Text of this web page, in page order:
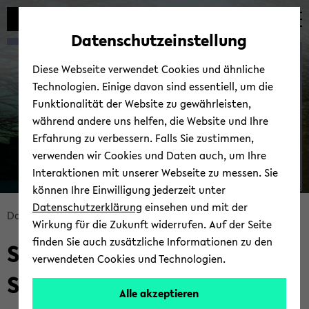
Automatische
vermeiden
zum
wechseln
zum
wechseln
zum
wechseln
Bread­
crumb
über­
sprin­
gen
Data Sci­ence Tea­ching
Sum­mer 2019: Baye­si­an
Sta­tis­tics II
© Uni­ver­si­tät Bie­le­feld
Datenschutzeinstellung
Diese Webseite verwendet Cookies und ähnliche
Technologien. Einige davon sind essentiell, um die
Funktionalität der Website zu gewährleisten,
während andere uns helfen, die Website und Ihre
Erfahrung zu verbessern. Falls Sie zustimmen,
verwenden wir Cookies und Daten auch, um Ihre
Interaktionen mit unserer Webseite zu messen. Sie
können Ihre Einwilligung jederzeit unter
Datenschutzerklärung einsehen und mit der
Wirkung für die Zukunft widerrufen. Auf der Seite
finden Sie auch zusätzliche Informationen zu den
verwendeten Cookies und Technologien.
Alle akzeptieren